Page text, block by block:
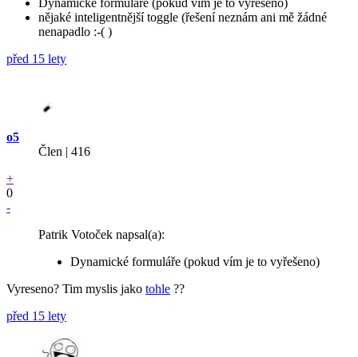
nějaké inteligentnější toggle (řešení neznám ani mě žádné
nenapadlo :-( )
před 15 lety
o5
Člen | 416
+
0
-
Patrik Votoček napsal(a):
Dynamické formuláře (pokud vím je to vyřešeno)
Vyreseno? Tim myslis jako tohle ??
před 15 lety